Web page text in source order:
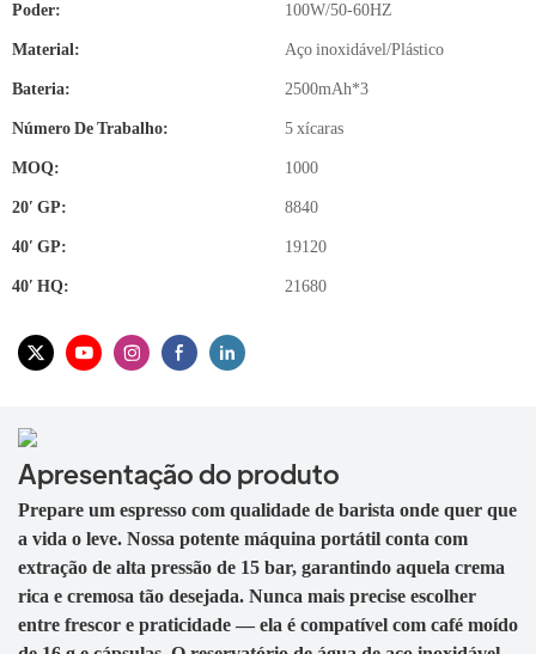
Poder: 100W/50-60HZ
Material: Aço inoxidável/Plástico
Bateria: 2500mAh*3
Número De Trabalho: 5 xícaras
MOQ: 1000
20′ GP: 8840
40′ GP: 19120
40′ HQ: 21680
Apresentação do produto
Prepare um espresso com qualidade de barista onde quer que
a vida o leve. Nossa potente máquina portátil conta com
extração de alta pressão de 15 bar, garantindo aquela crema
rica e cremosa tão desejada. Nunca mais precise escolher
entre frescor e praticidade — ela é compatível com café moído